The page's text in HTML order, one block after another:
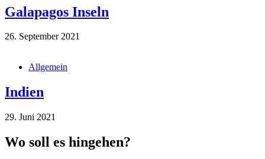
Galapagos Inseln
26. September 2021
Allgemein
Indien
29. Juni 2021
Wo soll es hingehen?